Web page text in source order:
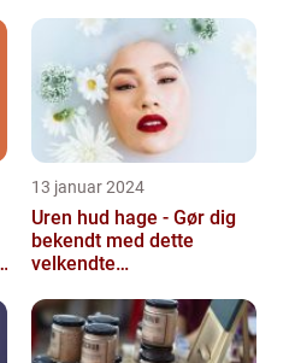
13 januar 2024
Uren hud hage - Gør dig
bekendt med dette
velkendte